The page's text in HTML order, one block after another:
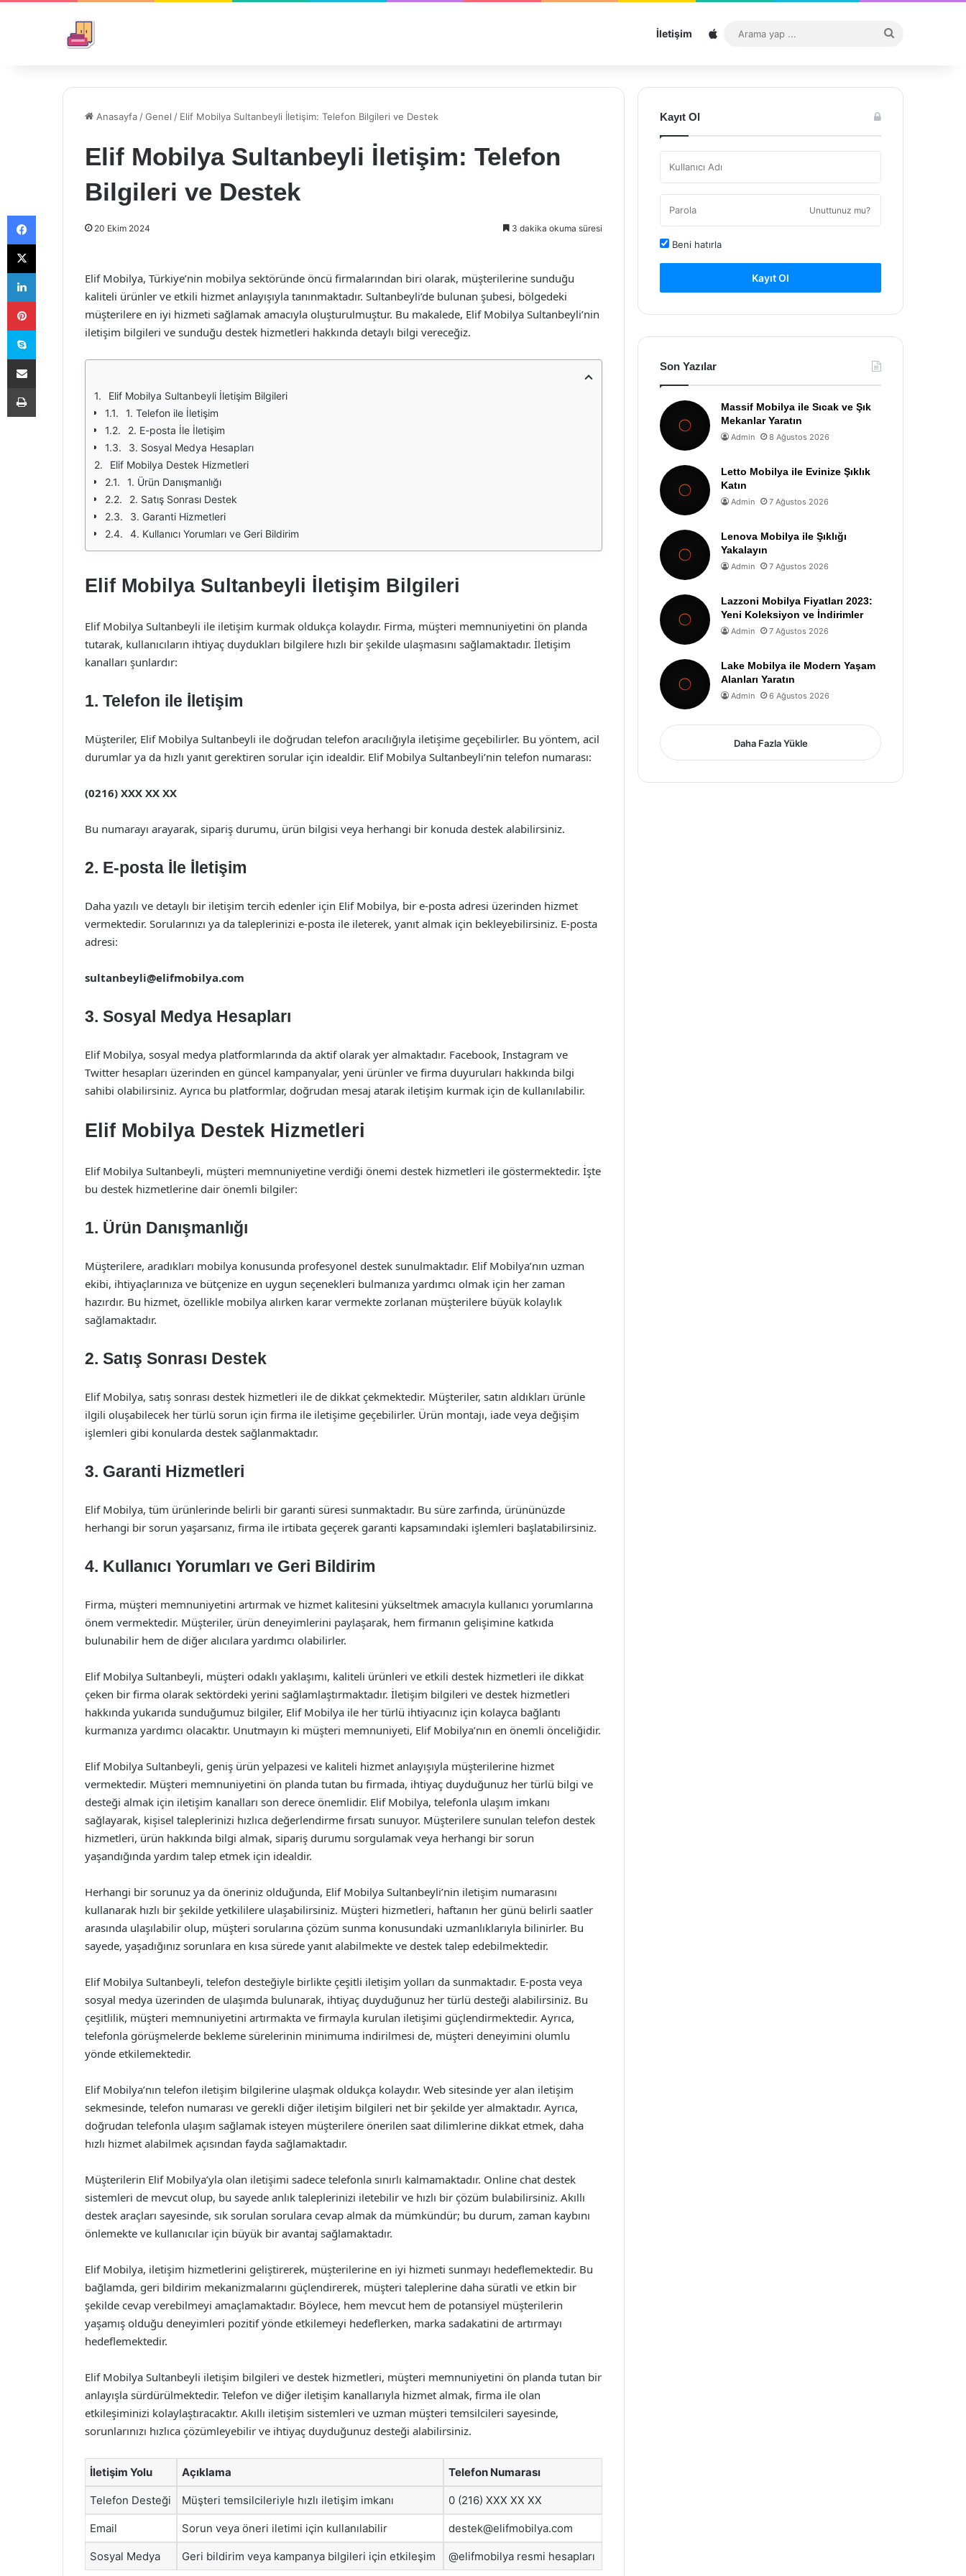
İletişim Sitemap
...
Anasayfa /Genel / Elif Mobilya Sultanbeyli İletişim: Telefon Bilgileri ve Destek
Elif Mobilya Sultanbeyli İletişim: Telefon
Bilgileri ve Destek
20 Ekim 2024 3 dakika okuma süresi
Elif Mobilya, Türkiye’nin mobilya sektöründe öncü firmalarından biri olarak, müşterilerine sunduğu
kaliteli ürünler ve etkili hizmet anlayışıyla tanınmaktadır. Sultanbeyli’de bulunan şubesi, bölgedeki
müşterilere en iyi hizmeti sağlamak amacıyla oluşturulmuştur. Bu makalede, Elif Mobilya Sultanbeyli’nin
iletişim bilgileri ve sunduğu destek hizmetleri hakkında detaylı bilgi vereceğiz.
Elif Mobilya Sultanbeyli İletişim Bilgileri
1. Telefon ile İletişim
2. E-posta İle İletişim
3. Sosyal Medya Hesapları
Elif Mobilya Destek Hizmetleri
1. Ürün Danışmanlığı
2. Satış Sonrası Destek
3. Garanti Hizmetleri
4. Kullanıcı Yorumları ve Geri Bildirim
Elif Mobilya Sultanbeyli İletişim Bilgileri
Elif Mobilya Sultanbeyli ile iletişim kurmak oldukça kolaydır. Firma, müşteri memnuniyetini ön planda
tutarak, kullanıcıların ihtiyaç duydukları bilgilere hızlı bir şekilde ulaşmasını sağlamaktadır. İletişim
kanalları şunlardır:
1. Telefon ile İletişim
Müşteriler, Elif Mobilya Sultanbeyli ile doğrudan telefon aracılığıyla iletişime geçebilirler. Bu yöntem, acil
durumlar ya da hızlı yanıt gerektiren sorular için idealdir. Elif Mobilya Sultanbeyli’nin telefon numarası:
(0216) XXX XX XX
Bu numarayı arayarak, sipariş durumu, ürün bilgisi veya herhangi bir konuda destek alabilirsiniz.
2. E-posta İle İletişim
Daha yazılı ve detaylı bir iletişim tercih edenler için Elif Mobilya, bir e-posta adresi üzerinden hizmet
vermektedir. Sorularınızı ya da taleplerinizi e-posta ile ileterek, yanıt almak için bekleyebilirsiniz. E-posta
adresi:
sultanbeyli@elifmobilya.com
3. Sosyal Medya Hesapları
Elif Mobilya, sosyal medya platformlarında da aktif olarak yer almaktadır. Facebook, Instagram ve
Twitter hesapları üzerinden en güncel kampanyalar, yeni ürünler ve firma duyuruları hakkında bilgi
sahibi olabilirsiniz. Ayrıca bu platformlar, doğrudan mesaj atarak iletişim kurmak için de kullanılabilir.
Elif Mobilya Destek Hizmetleri
Elif Mobilya Sultanbeyli, müşteri memnuniyetine verdiği önemi destek hizmetleri ile göstermektedir. İşte
bu destek hizmetlerine dair önemli bilgiler:
1. Ürün Danışmanlığı
Müşterilere, aradıkları mobilya konusunda profesyonel destek sunulmaktadır. Elif Mobilya’nın uzman
ekibi, ihtiyaçlarınıza ve bütçenize en uygun seçenekleri bulmanıza yardımcı olmak için her zaman
hazırdır. Bu hizmet, özellikle mobilya alırken karar vermekte zorlanan müşterilere büyük kolaylık
sağlamaktadır.
2. Satış Sonrası Destek
Elif Mobilya, satış sonrası destek hizmetleri ile de dikkat çekmektedir. Müşteriler, satın aldıkları ürünle
ilgili oluşabilecek her türlü sorun için firma ile iletişime geçebilirler. Ürün montajı, iade veya değişim
işlemleri gibi konularda destek sağlanmaktadır.
3. Garanti Hizmetleri
Elif Mobilya, tüm ürünlerinde belirli bir garanti süresi sunmaktadır. Bu süre zarfında, ürününüzde
herhangi bir sorun yaşarsanız, firma ile irtibata geçerek garanti kapsamındaki işlemleri başlatabilirsiniz.
4. Kullanıcı Yorumları ve Geri Bildirim
Firma, müşteri memnuniyetini artırmak ve hizmet kalitesini yükseltmek amacıyla kullanıcı yorumlarına
önem vermektedir. Müşteriler, ürün deneyimlerini paylaşarak, hem firmanın gelişimine katkıda
bulunabilir hem de diğer alıcılara yardımcı olabilirler.
Elif Mobilya Sultanbeyli, müşteri odaklı yaklaşımı, kaliteli ürünleri ve etkili destek hizmetleri ile dikkat
çeken bir firma olarak sektördeki yerini sağlamlaştırmaktadır. İletişim bilgileri ve destek hizmetleri
hakkında yukarıda sunduğumuz bilgiler, Elif Mobilya ile her türlü ihtiyacınız için kolayca bağlantı
kurmanıza yardımcı olacaktır. Unutmayın ki müşteri memnuniyeti, Elif Mobilya’nın en önemli önceliğidir.
Elif Mobilya Sultanbeyli, geniş ürün yelpazesi ve kaliteli hizmet anlayışıyla müşterilerine hizmet
vermektedir. Müşteri memnuniyetini ön planda tutan bu firmada, ihtiyaç duyduğunuz her türlü bilgi ve
desteği almak için iletişim kanalları son derece önemlidir. Elif Mobilya, telefonla ulaşım imkanı
sağlayarak, kişisel taleplerinizi hızlıca değerlendirme fırsatı sunuyor. Müşterilere sunulan telefon destek
hizmetleri, ürün hakkında bilgi almak, sipariş durumu sorgulamak veya herhangi bir sorun
yaşandığında yardım talep etmek için idealdir.
Herhangi bir sorunuz ya da öneriniz olduğunda, Elif Mobilya Sultanbeyli’nin iletişim numarasını
kullanarak hızlı bir şekilde yetkililere ulaşabilirsiniz. Müşteri hizmetleri, haftanın her günü belirli saatler
arasında ulaşılabilir olup, müşteri sorularına çözüm sunma konusundaki uzmanlıklarıyla bilinirler. Bu
sayede, yaşadığınız sorunlara en kısa sürede yanıt alabilmekte ve destek talep edebilmektedir.
Elif Mobilya Sultanbeyli, telefon desteğiyle birlikte çeşitli iletişim yolları da sunmaktadır. E-posta veya
sosyal medya üzerinden de ulaşımda bulunarak, ihtiyaç duyduğunuz her türlü desteği alabilirsiniz. Bu
çeşitlilik, müşteri memnuniyetini artırmakta ve firmayla kurulan iletişimi güçlendirmektedir. Ayrıca,
telefonla görüşmelerde bekleme sürelerinin minimuma indirilmesi de, müşteri deneyimini olumlu
yönde etkilemektedir.
Elif Mobilya’nın telefon iletişim bilgilerine ulaşmak oldukça kolaydır. Web sitesinde yer alan iletişim
sekmesinde, telefon numarası ve gerekli diğer iletişim bilgileri net bir şekilde yer almaktadır. Ayrıca,
doğrudan telefonla ulaşım sağlamak isteyen müşterilere önerilen saat dilimlerine dikkat etmek, daha
hızlı hizmet alabilmek açısından fayda sağlamaktadır.
Müşterilerin Elif Mobilya’yla olan iletişimi sadece telefonla sınırlı kalmamaktadır. Online chat destek
sistemleri de mevcut olup, bu sayede anlık taleplerinizi iletebilir ve hızlı bir çözüm bulabilirsiniz. Akıllı
destek araçları sayesinde, sık sorulan sorulara cevap almak da mümkündür; bu durum, zaman kaybını
önlemekte ve kullanıcılar için büyük bir avantaj sağlamaktadır.
Elif Mobilya, iletişim hizmetlerini geliştirerek, müşterilerine en iyi hizmeti sunmayı hedeflemektedir. Bu
bağlamda, geri bildirim mekanizmalarını güçlendirerek, müşteri taleplerine daha süratli ve etkin bir
şekilde cevap verebilmeyi amaçlamaktadır. Böylece, hem mevcut hem de potansiyel müşterilerin
yaşamış olduğu deneyimleri pozitif yönde etkilemeyi hedeflerken, marka sadakatini de artırmayı
hedeflemektedir.
Elif Mobilya Sultanbeyli iletişim bilgileri ve destek hizmetleri, müşteri memnuniyetini ön planda tutan bir
anlayışla sürdürülmektedir. Telefon ve diğer iletişim kanallarıyla hizmet almak, firma ile olan
etkileşiminizi kolaylaştıracaktır. Akıllı iletişim sistemleri ve uzman müşteri temsilcileri sayesinde,
sorunlarınızı hızlıca çözümleyebilir ve ihtiyaç duyduğunuz desteği alabilirsiniz.
İletişim Yolu Açıklama Telefon Numarası
Telefon Desteği Müşteri temsilcileriyle hızlı iletişim imkanı 0 (216) XXX XX XX
Email Sorun veya öneri iletimi için kullanılabilir destek@elifmobilya.com
Sosyal Medya Geri bildirim veya kampanya bilgileri için etkileşim @elifmobilya resmi hesapları
Kayıt Ol
Unuttunuz mu?
Beni hatırla
Kayıt Ol
Son Yazılar
Massif Mobilya ile Sıcak ve Şık
Mekanlar Yaratın
Admin 8 Ağustos 2026
Letto Mobilya ile Evinize Şıklık
Katın
Admin 7 Ağustos 2026
Lenova Mobilya ile Şıklığı
Yakalayın
Admin 7 Ağustos 2026
Lazzoni Mobilya Fiyatları 2023:
Yeni Koleksiyon ve İndirimler
Admin 7 Ağustos 2026
Lake Mobilya ile Modern Yaşam
Alanları Yaratın
Admin 6 Ağustos 2026
Daha Fazla Yükle
Facebook
X
LinkedIn
Pinterest
Skype
E-Posta ile paylaş